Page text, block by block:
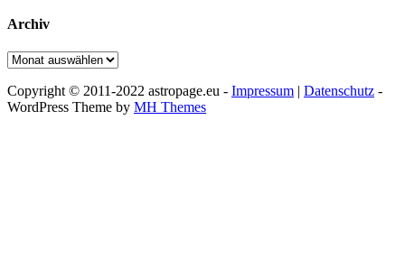
Archiv
Archiv
Copyright © 2011-2022 astropage.eu - Impressum | Datenschutz -
WordPress Theme by MH Themes